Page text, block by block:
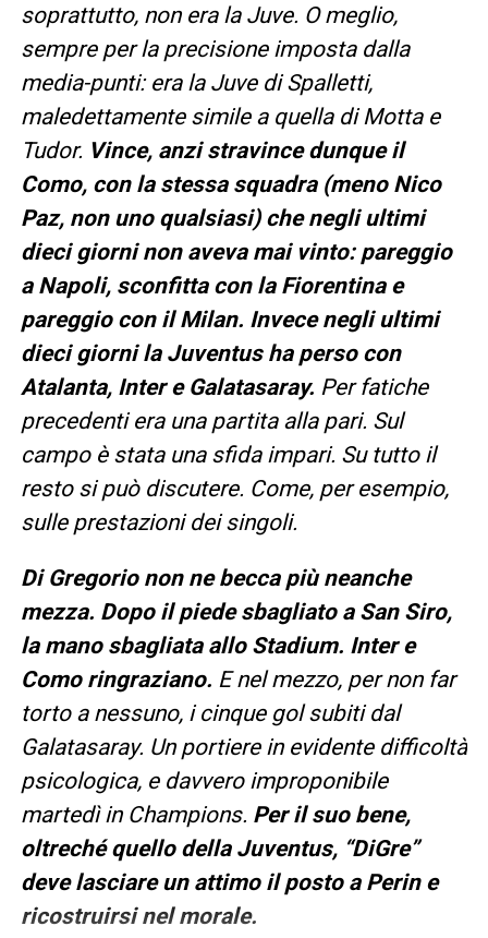
soprattutto, non era la Juve. O meglio,
sempre per la precisione imposta dalla
media-punti: era la Juve di Spalletti,
maledettamente simile a quella di Motta e
Tudor. Vince, anzi stravince dunque il
Como, con la stessa squadra (meno Nico
Paz, non uno qualsiasi) che negli ultimi
dieci giorni non aveva mai vinto: pareggio
a Napoli, sconfitta con la Fiorentina e
pareggio con il Milan. Invece negli ultimi
dieci giorni la Juventus ha perso con
Atalanta, Inter e Galatasaray. Per fatiche
precedenti era una partita alla pari. Sul
campo è stata una sfida impari. Su tutto il
resto si può discutere. Come, per esempio,
sulle prestazioni dei singoli.
Di Gregorio non ne becca più neanche
mezza. Dopo il piede sbagliato a San Siro,
la mano sbagliata allo Stadium. Inter e
Como ringraziano. E nel mezzo, per non far
torto a nessuno, i cinque gol subiti dal
Galatasaray. Un portiere in evidente difficoltà
psicologica, e davvero improponibile
martedì in Champions. Per il suo bene,
oltreché quello della Juventus, “DiGre”
deve lasciare un attimo il posto a Perin e
ricostruirsi nel morale.